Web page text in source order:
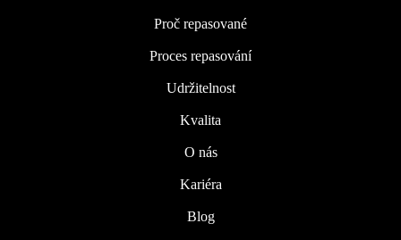
Proč repasované
Proces repasování
Udržitelnost
Kvalita
O nás
Kariéra
Blog